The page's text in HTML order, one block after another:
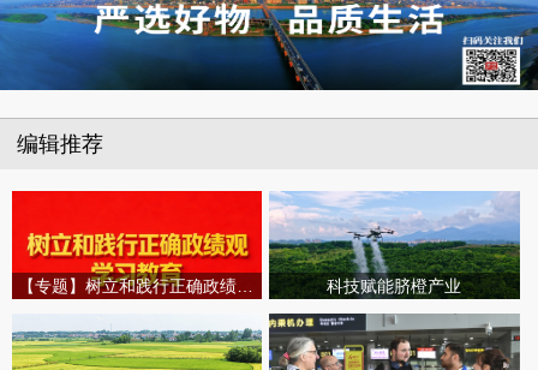
编辑推荐
科技赋能脐橙产业